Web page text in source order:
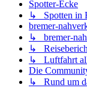
Spotter-Ecke
↳ Spotten in
bremer-
↳ bremer-
↳
↳ Luftfahrt
Die
↳ Rund um